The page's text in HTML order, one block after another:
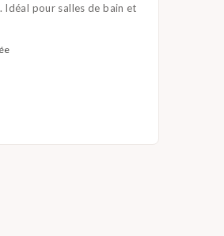
pour salles de bain et